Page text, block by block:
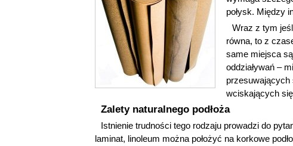
połysk. Między
Wraz z tym
równa, to z
same miejsca
oddziaływań –
przesuwających
wciskających
Zalety naturalnego podłoża
Istnienie trudności tego rodzaju prowadzi do
laminat, linoleum można położyć na korkowe